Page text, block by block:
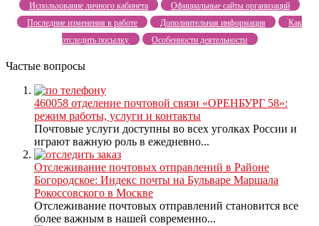
Использование личного кабинета
Официальные сайты организаций
Последние изменения в работе
Дополнительная информация
Как
отследить посылку
Особенности деятельности
Частые вопросы
460058 отделение почтовой связи «ОРЕНБУРГ 58»:
режим работы, услуги и контакты
Почтовые услуги доступны во всех уголках России и
играют важную роль в ежедневно...
Отслеживание почтовых отправлений в Районе
Богородское: Индекс почты на Бульваре Маршала
Рокоссовского в Москве
Отслеживание почтовых отправлений становится все
более важным в нашей современно...